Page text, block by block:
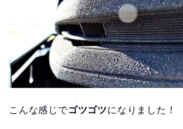
こんな感じでゴツゴツになりました！